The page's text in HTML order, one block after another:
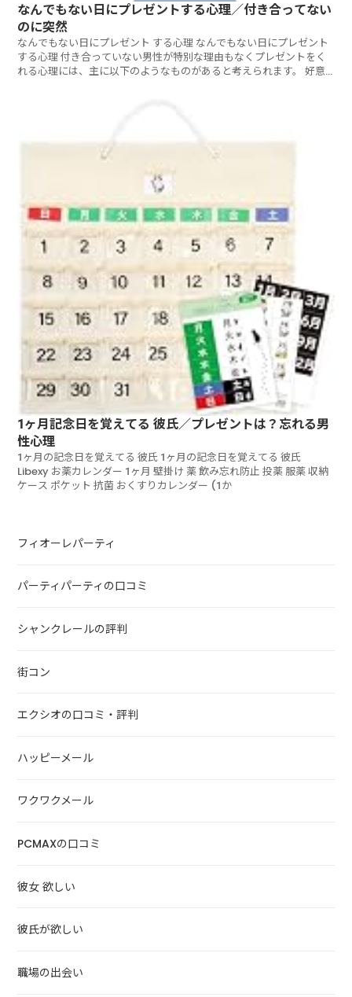
なんでもない日にプレゼントする心理／付き合ってない
のに突然
なんでもない日にプレゼント する心理 なんでもない日にプレゼント
する心理 付き合っていない男性が特別な理由もなくプレゼントをく
れる心理には、主に以下のようなものがあると考えられます。 好意
1ヶ月記念日を覚えてる 彼氏／プレゼントは？忘れる男
性心理
1ヶ月の記念日を覚えてる 彼氏 1ヶ月の記念日を覚えてる 彼氏
Libexy お薬カレンダー 1ヶ月 壁掛け 薬 飲み忘れ防止 投薬 服薬 収納
ケース ポケット 抗菌 おくすりカレンダー (1か
フィオーレパーティ
パーティパーティの口コミ
シャンクレールの評判
街コン
エクシオの口コミ・評判
ハッピーメール
ワクワクメール
PCMAXの口コミ
彼女 欲しい
彼氏が欲しい
職場の出会い